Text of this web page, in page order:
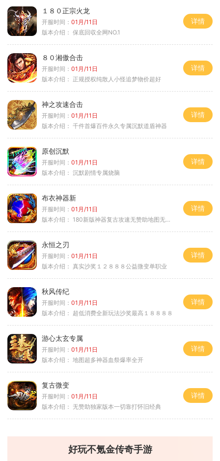
１８０正宗火龙
开服时间： 01月/11日
版本介绍： 保底回収全网NO.1
详情
８０湘傲合击
开服时间： 01月/11日
版本介绍： 正规授权纯散人小怪追梦物价超好
详情
神之攻速合击
开服时间： 01月/11日
版本介绍： 千件首爆百件永久专属沉默道盾神器
详情
原创沉默
开服时间： 01月/11日
版本介绍： 沉默剧情专属烧脑
详情
布衣神器新
开服时间： 01月/11日
版本介绍： 180新版神器复古攻速无赞助地图无排行
详情
永恒之刃
开服时间： 01月/11日
版本介绍： 真实沙奖１２８８８公益微变单职业
详情
秋风传纪
开服时间： 01月/11日
版本介绍： 超低消费全新玩法沙奖最高１８８８８
详情
游心太玄专属
开服时间： 01月/11日
版本介绍： 地图超多神器血祭爆率全开
详情
复古微变
开服时间： 01月/11日
版本介绍： 无赞助独家版本一切靠打怀旧经典
详情
好玩不氪金传奇手游